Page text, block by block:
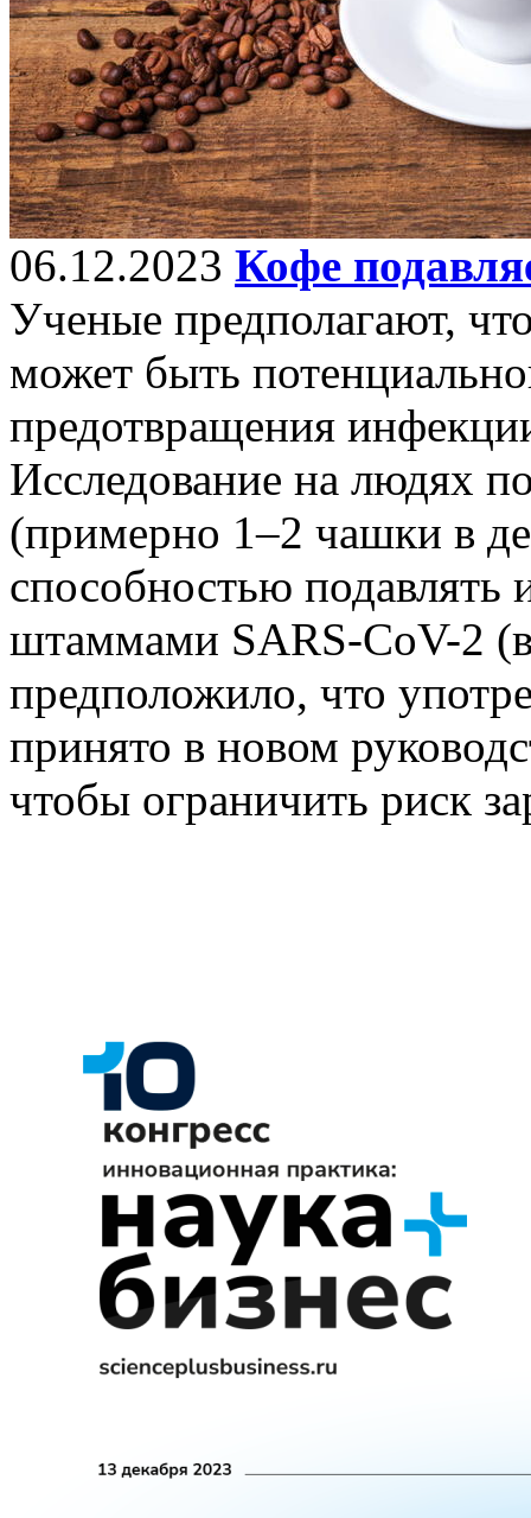
06.12.2023 Кофе
Ученые предполагают,
может быть
предотвращения
Исследование на людях
(примерно 1–2 чашки в
способностью
штаммами SARS-CoV-2
предположило, что
принято в новом
чтобы ограничить риск